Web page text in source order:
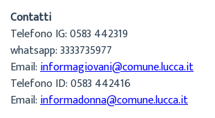
Contatti
Telefono IG: 0583 442319
whatsapp: 3333735977
Email:informagiovani@comune.lucca.it
Telefono ID: 0583 442416
Email:informadonna@comune.lucca.it